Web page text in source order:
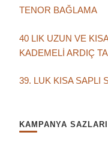
TENOR BAĞLAMA
40 LIK UZUN VE
KADEMELİ ARDIÇ
39. LUK KISA SAPLI
KAMPANYA SAZLARI